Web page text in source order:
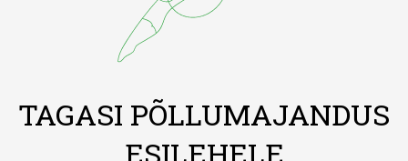
TAGASI PÕLLUMAJANDUS